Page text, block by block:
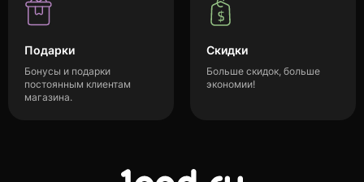
Подарки
Бонусы и подарки
постоянным клиентам
магазина.
Скидки
Больше скидок, больше
экономии!